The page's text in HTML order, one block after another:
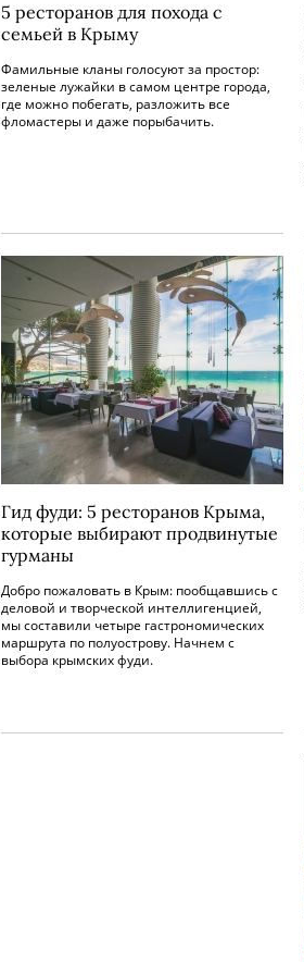
5 ресторанов для похода с
семьей в Крыму
Фамильные кланы голосуют за простор:
зеленые лужайки в самом центре города,
где можно побегать, разложить все
фломастеры и даже порыбачить.
Гид фуди: 5 ресторанов Крыма,
которые выбирают продвинутые
гурманы
Добро пожаловать в Крым: пообщавшись с
деловой и творческой интеллигенцией,
мы составили четыре гастрономических
маршрута по полуострову. Начнем с
выбора крымских фуди.